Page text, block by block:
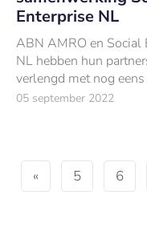
Enterprise NL
ABN AMRO en Social
NL hebben hun
verlengd met nog
05 september 2022
« 5 6